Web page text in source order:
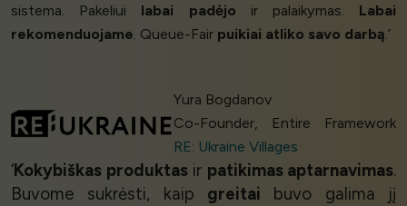
sistema. Pakeliui labai padėjo ir palaikymas. Labai
rekomenduojame . Queue-Fair puikiai atliko savo darbą .’
Yura Bogdanov
Co-Founder, Entire Framework
RE: Ukraine Villages
‘Kokybiškas produktasir patikimas aptarnavimas.
Buvome sukrėsti, kaip greitai buvo galima jį